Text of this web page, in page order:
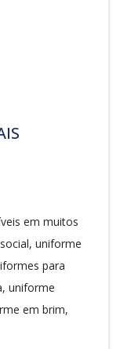
em muitos
uniforme
para
uniforme
em brim,